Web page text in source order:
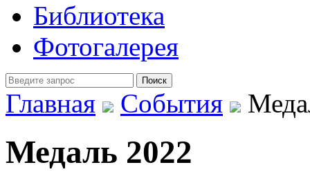
Библиотека
Фотогалерея
Главная
События
Медаль 2022